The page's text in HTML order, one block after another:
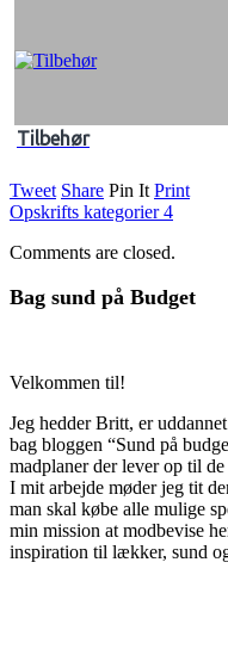
Tilbehør
Tweet Share Pin It Print
Opskrifts kategorier 4
Comments are closed.
Bag sund på Budget
Velkommen til!
Jeg hedder Britt, er
bag bloggen “Sund på
madplaner der lever op til de
I mit arbejde møder jeg tit
man skal købe alle mulige
min mission at modbevise
inspiration til lækker, sund